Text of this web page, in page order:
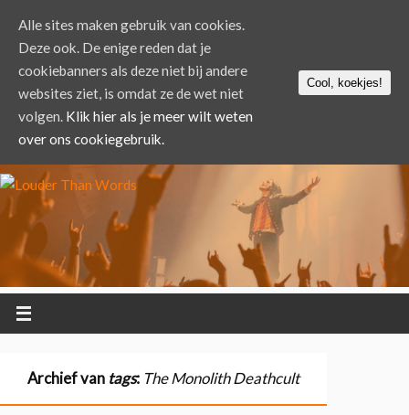
Archief van tags: The Monolith Deathcult
Alle sites maken gebruik van cookies.
Deze ook. De enige reden dat je
cookiebanners als deze niet bij andere
websites ziet, is omdat ze de wet niet
volgen. Klik hier als je meer wilt weten
over ons cookiegebruik.
Cool, koekjes!